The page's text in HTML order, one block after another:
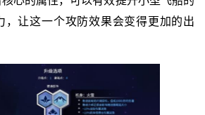
，让这一个攻防效果会变得更加的出